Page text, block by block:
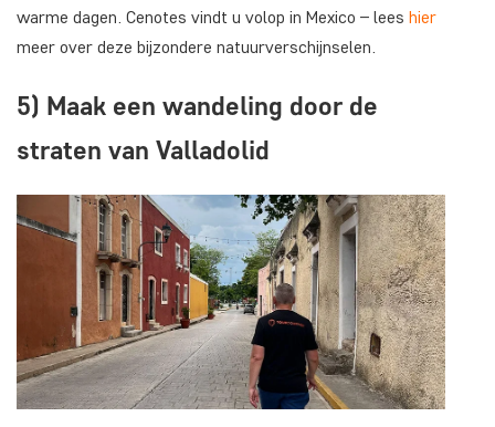
warme dagen. Cenotes vindt u volop in Mexico – lees hier
meer over deze bijzondere natuurverschijnselen.
5) Maak een wandeling door de
straten van Valladolid